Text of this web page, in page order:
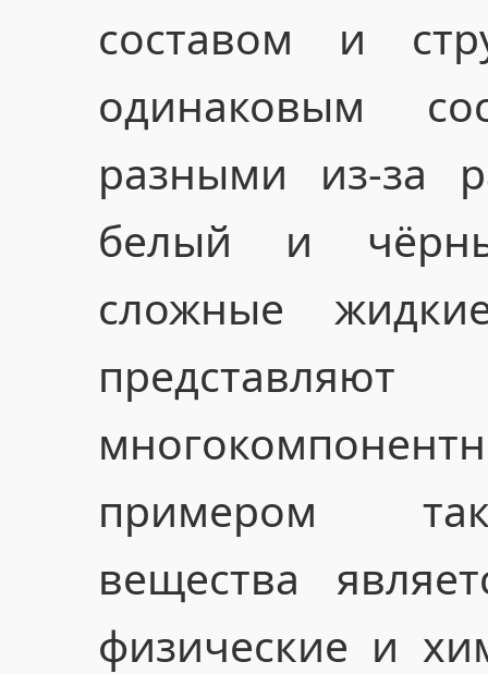
составом и
одинаковым
разными из-за
белый и
сложные
примером
вещества
физические и